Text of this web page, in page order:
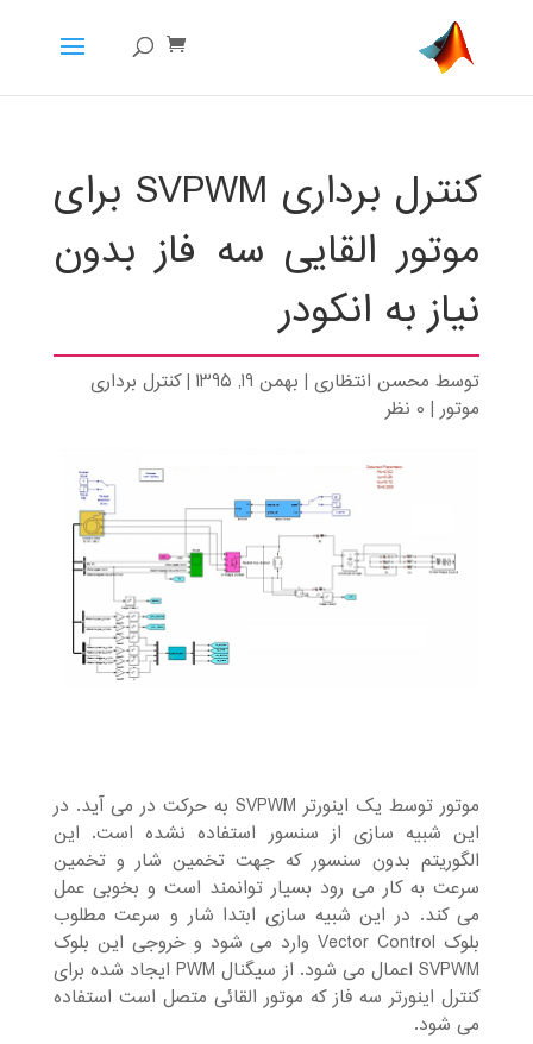
کنترل برداری SVPWM برای
موتور القایی سه فاز بدون
نیاز به انکودر
توسط محسن انتظاری| بهمن 19, 1395 |کنترل برداری
موتور| 0 نظر
موتور توسط یک اینورتر SVPWM به حرکت در می آید. در
این شبیه سازی از سنسور استفاده نشده است. این
الگوریتم بدون سنسور که جهت تخمین شار و تخمین
سرعت به کار می رود بسیار توانمند است و بخوبی عمل
می کند. در این شبیه سازی ابتدا شار و سرعت مطلوب
بلوک Vector Control وارد می شود و خروجی این بلوک
SVPWM اعمال می شود. از سیگنال PWM ایجاد شده برای
کنترل اینورتر سه فاز که موتور القائی متصل است استفاده
می شود.